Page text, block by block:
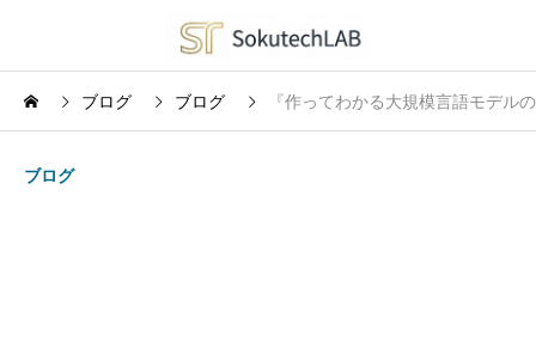
ブログ ブログ 『作ってわかる大規模言語モデル
ブログ